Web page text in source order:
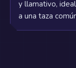
y llamativo,
a una taza